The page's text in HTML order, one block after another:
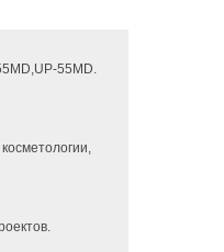
55MD.